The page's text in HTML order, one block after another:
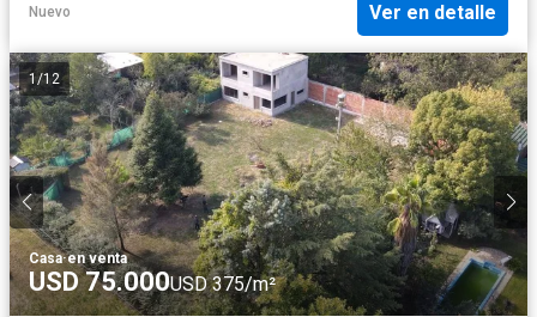
Nuevo Ver en detalle
1/12
Casa·en venta
USD 75.000USD 375/m²